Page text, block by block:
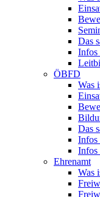
Das
Infos
ÖBFD
Was
Das
Infos
Infos
Ehrenamt
Was